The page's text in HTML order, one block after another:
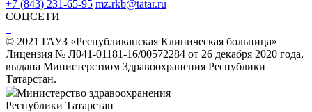
+7 (843) 231-65-95 mz.rkb@tatar.ru
СОЦСЕТИ
© 2021 ГАУЗ «Республиканская Клиническая больница»
Лицензия № Л041-01181-16/00572284 от 26 декабря 2020 года,
выдана Министерством Здравоохранения Республики
Татарстан.
Министерство здравоохранения
Республики Татарстан